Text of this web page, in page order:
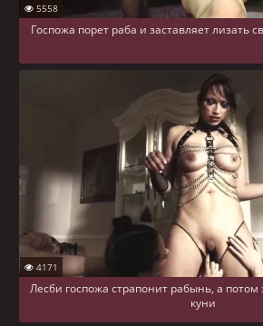
5558
Госпожа порет раба и заставляет лизать
4171
Лесби госпожа страпонит рабынь, а потом
куни